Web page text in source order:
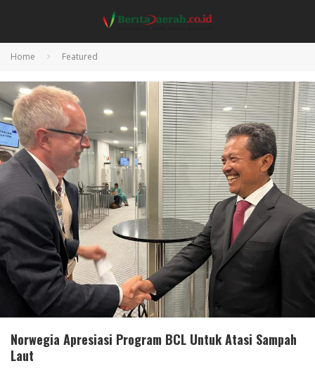
Home Featured
Norwegia Apresiasi Program BCL Untuk Atasi Sampah
Laut